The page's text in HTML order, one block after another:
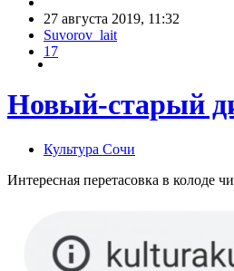
27 августа 2019, 11:32
Suvorov_lait
17
Новый-старый
Культура Сочи
Интересная перетасовка в колоде